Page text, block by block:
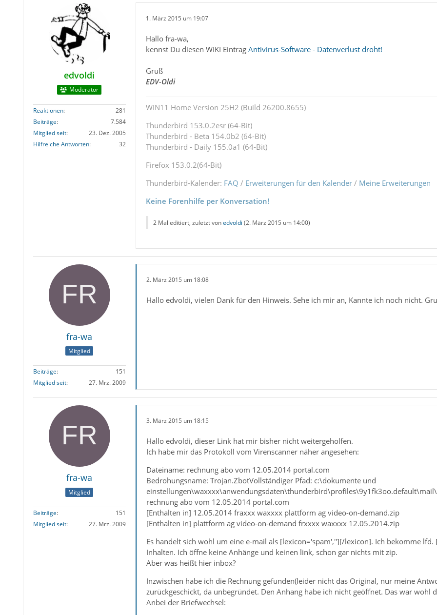
edvoldi
Moderator
Reaktionen
281
Beiträge
7.584
Mitglied seit
23. Dez. 2005
Hilfreiche Antworten
32
1. März 2015 um 19:07
Hallo fra-wa,
kennst Du diesen WIKI Eintrag Antivirus-Software - Datenverlust droht!
Gruß
EDV-Oldi
WIN11 Home Version 25H2 (Build 26200.8655)
Thunderbird 153.0.2esr (64-Bit)
Thunderbird - Beta 154.0b2 (64-Bit)
Thunderbird - Daily 155.0a1 (64-Bit)
Firefox 153.0.2(64-Bit)
Thunderbird-Kalender: FAQ / Erweiterungen für den Kalender/ Meine Erweiterungen
Keine Forenhilfe per Konversation!
2 Mal editiert, zuletzt vonedvoldi (2. März 2015 um 14:00)
fra-wa
Mitglied
Beiträge
151
Mitglied seit
27. Mrz. 2009
2. März 2015 um 18:08
Hallo edvoldi, vielen Dank für den Hinweis. Sehe ich mir an, Kannte ich noch nicht.
fra-wa
Mitglied
Beiträge
151
Mitglied seit
27. Mrz. 2009
3. März 2015 um 18:15
Hallo edvoldi, dieser Link hat mir bisher nicht weitergeholfen.
Ich habe mir das Protokoll vom Virenscanner näher angesehen:
Dateiname: rechnung abo vom 12.05.2014 portal.com
Bedrohungsname: Trojan.ZbotVollständiger Pfad: c:\dokumente und
rechnung abo vom 12.05.2014 portal.com
[Enthalten in] 12.05.2014 fraxxx waxxxx plattform ag video-on-demand.zip
[Enthalten in] plattform ag video-on-demand frxxxx waxxxx 12.05.2014.zip
Es handelt sich wohl um eine e-mail als [lexicon='spam',''][/lexicon]. Ich bekomme
Inhalten. Ich öffne keine Anhänge und keinen link, schon gar nichts mit zip.
Aber was heißt hier inbox?
Inzwischen habe ich die Rechnung gefunden(leider nicht das Original, nur meine
zurückgeschickt, da unbegründet. Den Anhang habe ich nicht geöffnet. Das war wohl
Anbei der Briefwechsel: